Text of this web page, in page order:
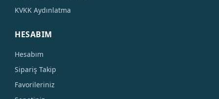
KVKK Aydınlatma
HESABIM
Hesabım
Sipariş Takip
Favorileriniz